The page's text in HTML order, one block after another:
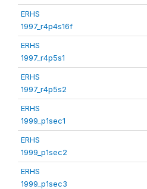
ERHS
1997_r4p4s16f
ERHS
1997_r4p5s1
ERHS
1997_r4p5s2
ERHS
1999_p1sec1
ERHS
1999_p1sec2
ERHS
1999_p1sec3